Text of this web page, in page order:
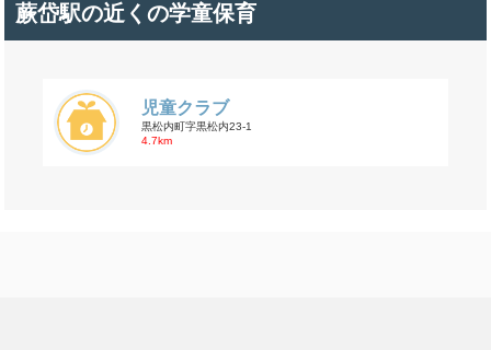
蕨岱駅の近くの学童保育
児童クラブ
黒松内町字黒松内23-1
4.7km